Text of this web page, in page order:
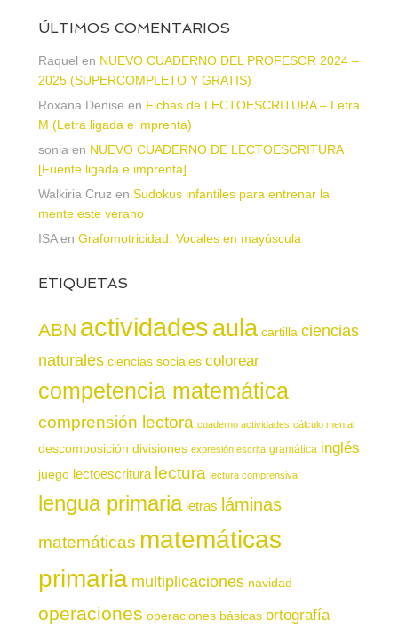
ÚLTIMOS COMENTARIOS
Raquel en NUEVO CUADERNO DEL PROFESOR 2024 –
2025 (SUPERCOMPLETO Y GRATIS)
Roxana Denise en Fichas de LECTOESCRITURA – Letra
M (Letra ligada e imprenta)
sonia en NUEVO CUADERNO DE LECTOESCRITURA
[Fuente ligada e imprenta]
Walkiria Cruz en Sudokus infantiles para entrenar la
mente este verano
ISAen Grafomotricidad. Vocales en mayúscula
ETIQUETAS
ABN actividadesaula cartilla ciencias
naturales ciencias sociales colorear
competencia matemática
comprensión lectora cuaderno actividades cálculo mental
descomposición divisiones expresión escrita gramática inglés
juego lectoescritura lectura lectura comprensiva
lengua primaria letras láminas
matemáticas matemáticas
primaria multiplicaciones navidad
operaciones operaciones básicas ortografía